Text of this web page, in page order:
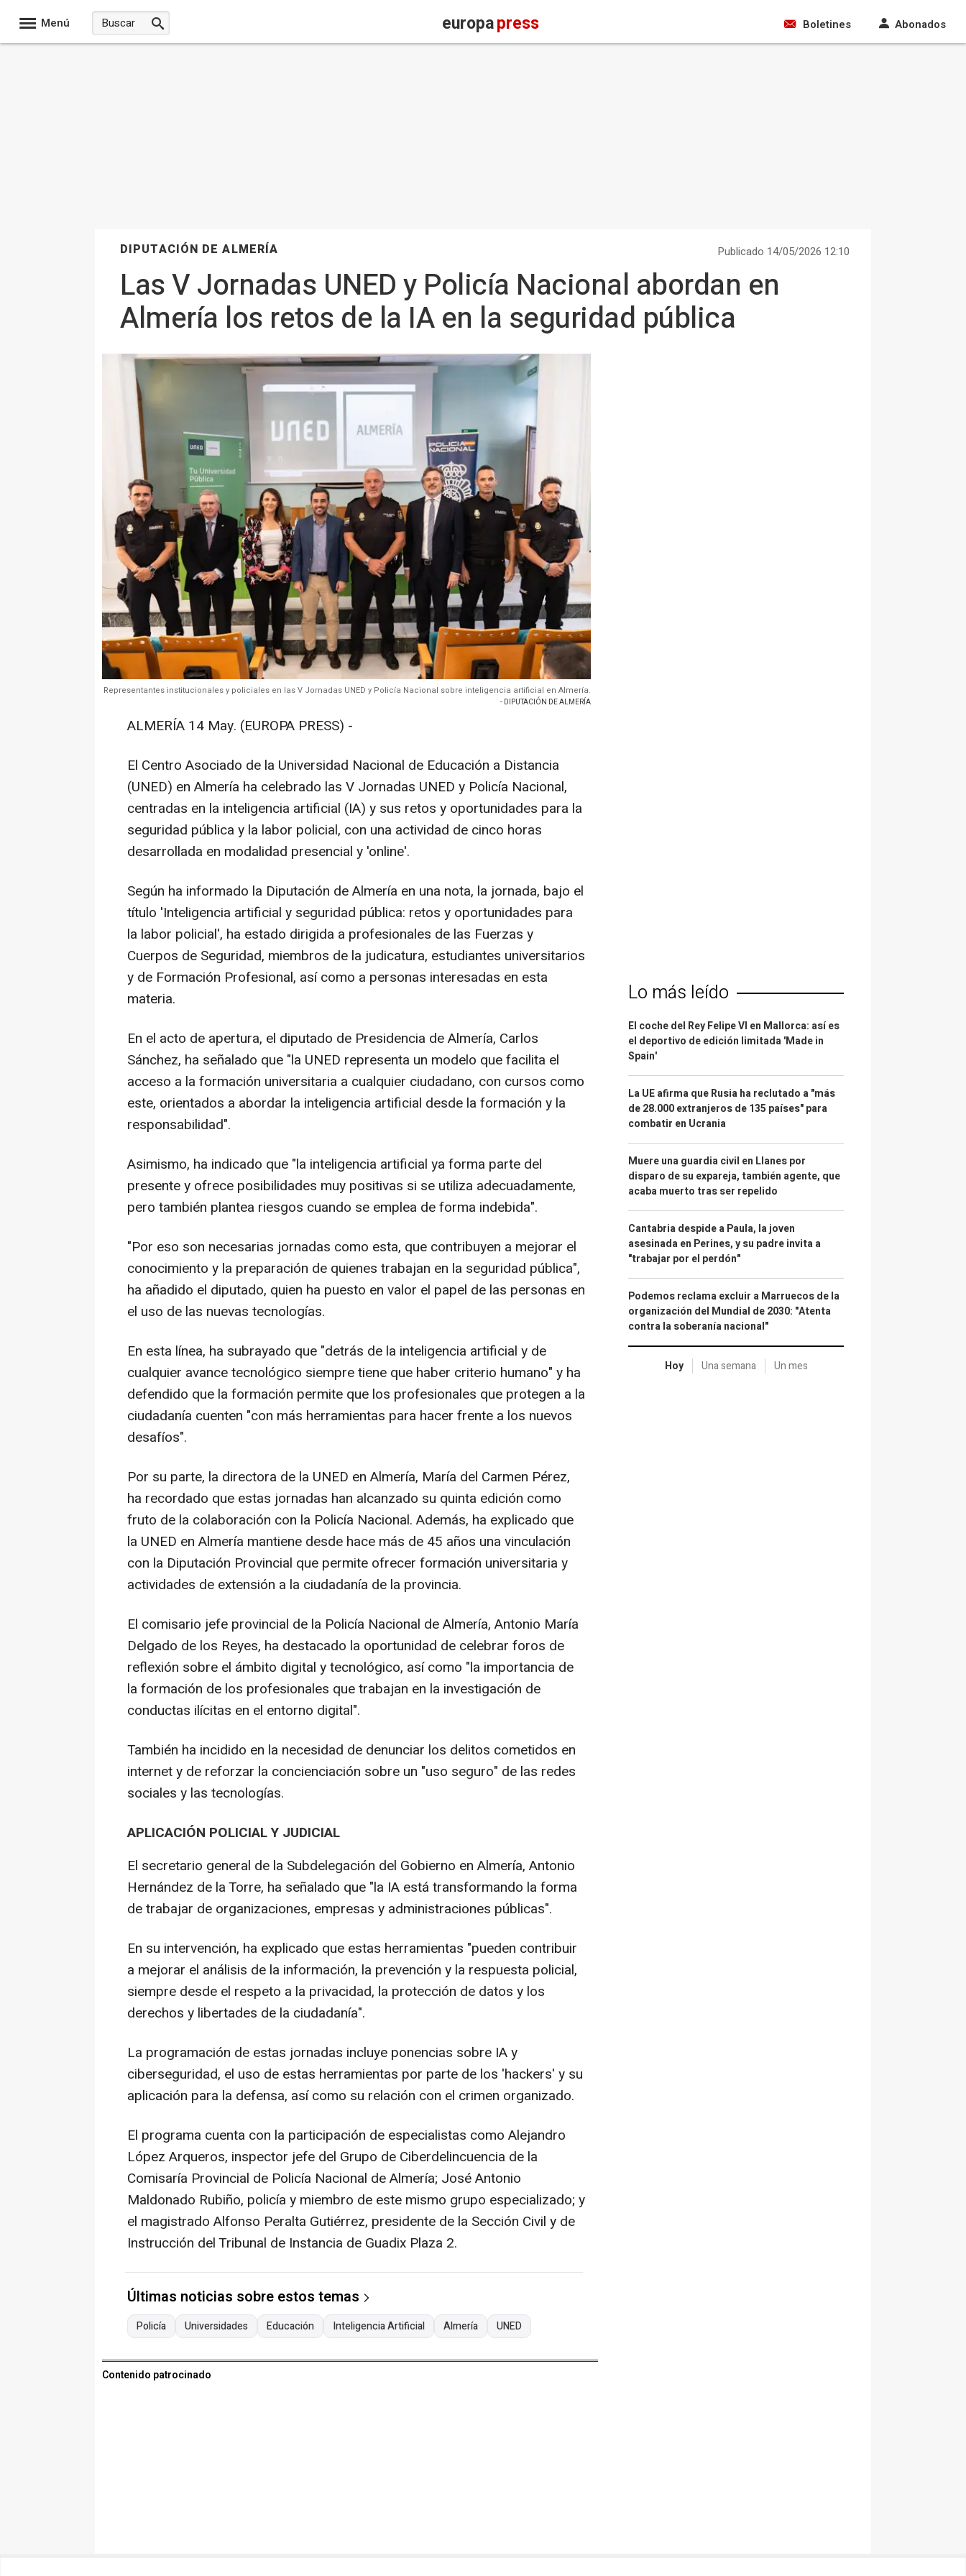
Menú europapress Boletines Abonados
DIPUTACIÓN DE ALMERÍA Publicado 14/05/2026 12:10
Las V Jornadas UNED y Policía Nacional abordan en
Almería los retos de la IA en la seguridad pública
Representantes institucionales y policiales en las V Jornadas UNED y Policía Nacional sobre inteligencia artificial en Almería.
- DIPUTACIÓN DE ALMERÍA
ALMERÍA 14 May. (EUROPA PRESS) -
El Centro Asociado de la Universidad Nacional de Educación a Distancia
(UNED) en Almería ha celebrado las V Jornadas UNED y Policía Nacional,
centradas en la inteligencia artificial (IA) y sus retos y oportunidades para la
seguridad pública y la labor policial, con una actividad de cinco horas
desarrollada en modalidad presencial y 'online'.
Según ha informado la Diputación de Almería en una nota, la jornada, bajo el
título 'Inteligencia artificial y seguridad pública: retos y oportunidades para
la labor policial', ha estado dirigida a profesionales de las Fuerzas y
Cuerpos de Seguridad, miembros de la judicatura, estudiantes universitarios
y de Formación Profesional, así como a personas interesadas en esta
materia.
En el acto de apertura, el diputado de Presidencia de Almería, Carlos
Sánchez, ha señalado que "la UNED representa un modelo que facilita el
acceso a la formación universitaria a cualquier ciudadano, con cursos como
este, orientados a abordar la inteligencia artificial desde la formación y la
responsabilidad".
Asimismo, ha indicado que "la inteligencia artificial ya forma parte del
presente y ofrece posibilidades muy positivas si se utiliza adecuadamente,
pero también plantea riesgos cuando se emplea de forma indebida".
"Por eso son necesarias jornadas como esta, que contribuyen a mejorar el
conocimiento y la preparación de quienes trabajan en la seguridad pública",
ha añadido el diputado, quien ha puesto en valor el papel de las personas en
el uso de las nuevas tecnologías.
En esta línea, ha subrayado que "detrás de la inteligencia artificial y de
cualquier avance tecnológico siempre tiene que haber criterio humano" y ha
defendido que la formación permite que los profesionales que protegen a la
ciudadanía cuenten "con más herramientas para hacer frente a los nuevos
desafíos".
Por su parte, la directora de la UNED en Almería, María del Carmen Pérez,
ha recordado que estas jornadas han alcanzado su quinta edición como
fruto de la colaboración con la Policía Nacional. Además, ha explicado que
la UNED en Almería mantiene desde hace más de 45 años una vinculación
con la Diputación Provincial que permite ofrecer formación universitaria y
actividades de extensión a la ciudadanía de la provincia.
El comisario jefe provincial de la Policía Nacional de Almería, Antonio María
Delgado de los Reyes, ha destacado la oportunidad de celebrar foros de
reflexión sobre el ámbito digital y tecnológico, así como "la importancia de
la formación de los profesionales que trabajan en la investigación de
conductas ilícitas en el entorno digital".
También ha incidido en la necesidad de denunciar los delitos cometidos en
internet y de reforzar la concienciación sobre un "uso seguro" de las redes
sociales y las tecnologías.
APLICACIÓN POLICIAL Y JUDICIAL
El secretario general de la Subdelegación del Gobierno en Almería, Antonio
Hernández de la Torre, ha señalado que "la IA está transformando la forma
de trabajar de organizaciones, empresas y administraciones públicas".
En su intervención, ha explicado que estas herramientas "pueden contribuir
a mejorar el análisis de la información, la prevención y la respuesta policial,
siempre desde el respeto a la privacidad, la protección de datos y los
derechos y libertades de la ciudadanía".
La programación de estas jornadas incluye ponencias sobre IA y
ciberseguridad, el uso de estas herramientas por parte de los 'hackers' y su
aplicación para la defensa, así como su relación con el crimen organizado.
El programa cuenta con la participación de especialistas como Alejandro
López Arqueros, inspector jefe del Grupo de Ciberdelincuencia de la
Comisaría Provincial de Policía Nacional de Almería; José Antonio
Maldonado Rubiño, policía y miembro de este mismo grupo especializado; y
el magistrado Alfonso Peralta Gutiérrez, presidente de la Sección Civil y de
Instrucción del Tribunal de Instancia de Guadix Plaza 2.
Últimas noticias sobre estos temas
Policía Universidades Educación Inteligencia Artificial Almería UNED
Contenido patrocinado
Lo más leído
El coche del Rey Felipe VI en Mallorca: así es
el deportivo de edición limitada 'Made in
Spain'
La UE afirma que Rusia ha reclutado a "más
de 28.000 extranjeros de 135 países" para
combatir en Ucrania
Muere una guardia civil en Llanes por
disparo de su expareja, también agente, que
acaba muerto tras ser repelido
Cantabria despide a Paula, la joven
asesinada en Perines, y su padre invita a
"trabajar por el perdón"
Podemos reclama excluir a Marruecos de la
organización del Mundial de 2030: "Atenta
contra la soberanía nacional"
Hoy Una semana Un mes